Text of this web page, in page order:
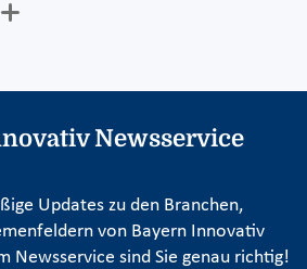
Newsservice
Updates zu den Branchen,
von Bayern Innovativ
Newsservice sind Sie genau richtig!